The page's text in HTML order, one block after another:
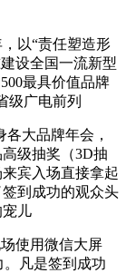
以“责任塑造形
设全国一流新型
最具价值品牌
级广电前列
大品牌年会，
级抽奖（3D抽
宾入场直接拿起
到成功的观众头
儿
使用微信大屏
。凡是签到成功